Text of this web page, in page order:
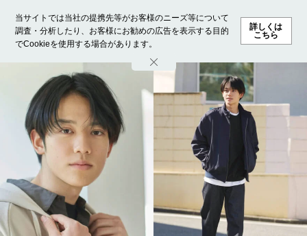
当サイトでは当社の提携先等がお客様のニーズ等について
調査・分析したり、お客様にお勧めの広告を表示する目的
でCookieを使用する場合があります。
詳しくは
こちら
ホーム モデル募集 ランキング ファッション ビューテ